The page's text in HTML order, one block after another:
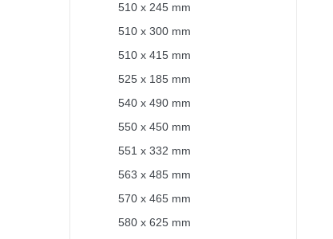
510 x 245 mm
510 x 300 mm
510 x 415 mm
525 x 185 mm
540 x 490 mm
550 x 450 mm
551 x 332 mm
563 x 485 mm
570 x 465 mm
580 x 625 mm